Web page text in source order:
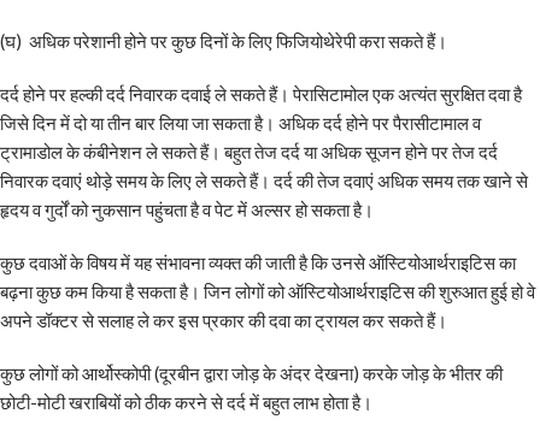
(घ) अधिक परेशानी होने पर कुछ दिनों के लिए फिजियोथेरेपी करा सकते हैं।
दर्द होने पर हल्की दर्द निवारक दवाई ले सकते हैं। पेरासिटामोल एक अत्यंत सुरक्षित दवा है
जिसे दिन में दो या तीन बार लिया जा सकता है। अधिक दर्द होने पर पैरासीटामाल व
ट्रामाडोल के कंबीनेशन ले सकते हैं। बहुत तेज दर्द या अधिक सूजन होने पर तेज दर्द
निवारक दवाएं थोड़े समय के लिए ले सकते हैं। दर्द की तेज दवाएं अधिक समय तक खाने से
हृदय व गुर्दों को नुकसान पहुंचता है व पेट में अल्सर हो सकता है।
कुछ दवाओं के विषय में यह संभावना व्यक्त की जाती है कि उनसे ऑस्टियोआर्थराइटिस का
बढ़ना कुछ कम किया है सकता है। जिन लोगों को ऑस्टियोआर्थराइटिस की शुरुआत हुई हो वे
अपने डॉक्टर से सलाह ले कर इस प्रकार की दवा का ट्रायल कर सकते हैं।
कुछ लोगों को आर्थोस्कोपी (दूरबीन द्वारा जोड़ के अंदर देखना) करके जोड़ के भीतर की
छोटी-मोटी खराबियों को ठीक करने से दर्द में बहुत लाभ होता है।